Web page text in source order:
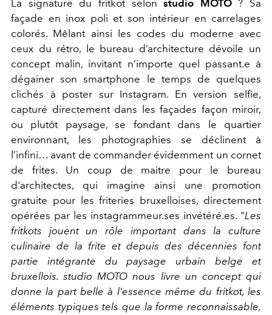
La signature du fritkot selonstudio MOTO ? Sa
façade en inox poli et son intérieur en carrelages
colorés. Mêlant ainsi les codes du moderne avec
ceux du rétro, le bureau d’architecture dévoile un
concept malin, invitant n’importe quel passant.e à
dégainer son smartphone le temps de quelques
clichés à poster sur Instagram. En version selfie,
capturé directement dans les façades façon miroir,
ou plutôt paysage, se fondant dans le quartier
environnant, les photographies se déclinent à
l’infini… avant de commander évidemment un cornet
de frites. Un coup de maitre pour le bureau
d'architectes, qui imagine ainsi une promotion
gratuite pour les friteries bruxelloises, directement
opérées par les instagrammeur.ses invétéré.es. "Les
fritkots jouent un rôle important dans la culture
culinaire de la frite et depuis des décennies font
partie intégrante du paysage urbain belge et
bruxellois. studio MOTO nous livre un concept qui
donne la part belle à l'essence même du fritkot, les
éléments typiques tels que la forme reconnaissable,